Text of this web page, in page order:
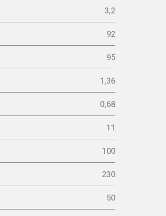
3,2
92
95
1,36
0,68
11
100
230
50